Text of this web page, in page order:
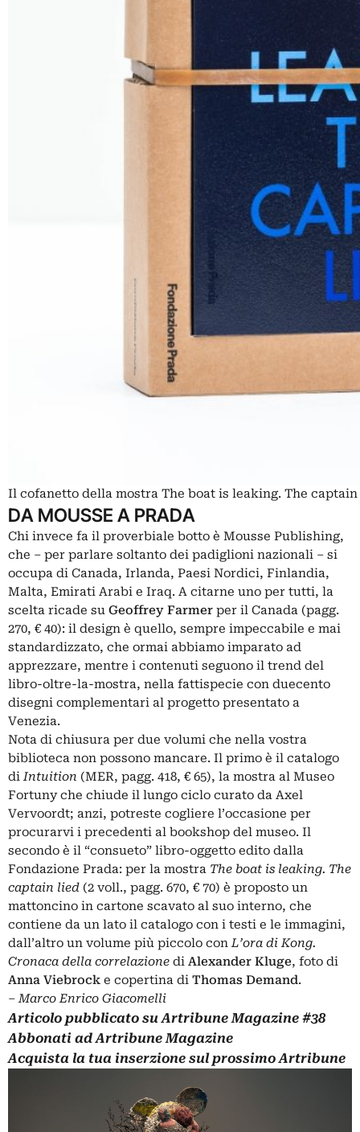
Il cofanetto della mostra The boat is leaking. The
DA MOUSSE A PRADA
Chi invece fa il proverbiale botto è Mousse Publishing,
che – per parlare soltanto dei padiglioni nazionali – si
occupa di Canada, Irlanda, Paesi Nordici, Finlandia,
Malta, Emirati Arabi e Iraq. A citarne uno per tutti, la
scelta ricade su Geoffrey Farmer per il Canada (pagg.
270, € 40): il design è quello, sempre impeccabile e mai
standardizzato, che ormai abbiamo imparato ad
apprezzare, mentre i contenuti seguono il trend del
libro-oltre-la-mostra, nella fattispecie con duecento
disegni complementari al progetto presentato a
Venezia.
Nota di chiusura per due volumi che nella vostra
biblioteca non possono mancare. Il primo è il catalogo
diIntuition (MER, pagg. 418, € 65), la mostra al Museo
Fortuny che chiude il lungo ciclo curato da Axel
Vervoordt; anzi, potreste cogliere l’occasione per
procurarvi i precedenti al bookshop del museo. Il
secondo è il “consueto” libro-oggetto edito dalla
Fondazione Prada: per la mostra The boat is leaking. The
captain lied (2 voll., pagg. 670, € 70) è proposto un
mattoncino in cartone scavato al suo interno, che
contiene da un lato il catalogo con i testi e le immagini,
dall’altro un volume più piccolo conL’ora di Kong.
Cronaca della correlazione di Alexander Kluge, foto di
Anna Viebrock e copertina di Thomas Demand.
‒Marco Enrico Giacomelli
Articolo pubblicato suArtribune Magazine #38
Abbonati ad Artribune Magazine
Acquista la tua inserzione sul prossimo Artribune